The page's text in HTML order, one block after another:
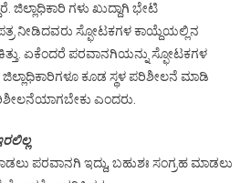
ಜಿಲ್ಲಾಧಿಕಾರಿ ಗಳು ಖುದ್ದಾಗಿ ಭೇಟಿ
ಪತ್ರ ನೀಡಿದವರು ಸ್ಫೋಟಕಗಳ ಕಾಯ್ದೆಯಲ್ಲಿನ
ಏಕೆಂದರೆ ಪರವಾನಗಿಯನ್ನು ಸ್ಫೋಟಕಗಳ
ಕೂಡ ಸ್ಥಳ ಪರಿಶೀಲನೆ ಮಾಡಿ
ಎಂದರು.
ಪರವಾನಗಿ ಇದ್ದು, ಬಹುಶಃ ಸಂಗ್ರಹ ಮಾಡಲು